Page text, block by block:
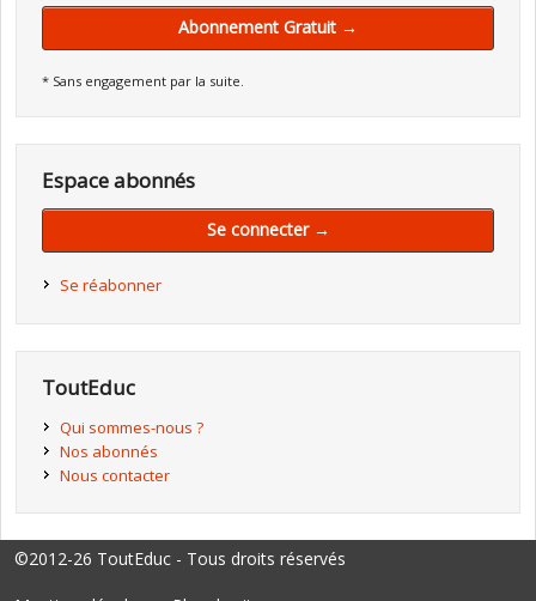
Abonnement Gratuit →
* Sans engagement par la suite.
Espace abonnés
Se connecter →
Se réabonner
ToutEduc
Qui sommes-nous ?
Nos abonnés
Nous contacter
©2012-26 ToutEduc - Tous droits réservés